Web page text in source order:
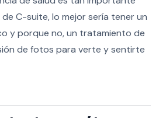
C-suite, lo mejor sería tener un
y porque no, un tratamiento de
de fotos para verte y sentirte